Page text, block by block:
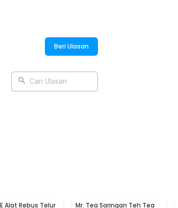
Beri Ulasan
Cari Ulasan
Alat Rebus Telur
Mr. Tea Saringan Teh Tea